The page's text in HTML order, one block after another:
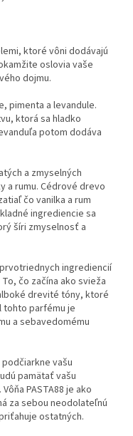
ktoré vôni dodávajú
oslovia vaše
dojmu.
pimenta a levandule.
ktorá sa hladko
potom dodáva
a zmyselných
a rumu. Cédrové drevo
čo vanilka a rum
ingrediencie sa
šíri zmyselnosť a
ingrediencií
čo začína ako svieža
drevité tóny, ktoré
tohto parfému je
a sebavedomému
vašu
pamätať vašu
PASTA88 je ako
za sebou neodolateľnú
ostatných.